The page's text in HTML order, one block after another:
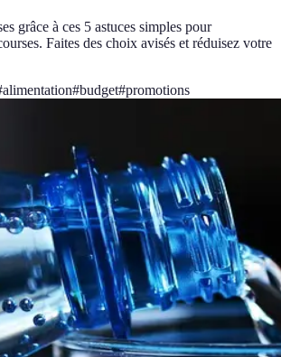
grâce à ces 5 astuces simples pour
Faites des choix avisés et réduisez votre
alimentation#budget#promotions